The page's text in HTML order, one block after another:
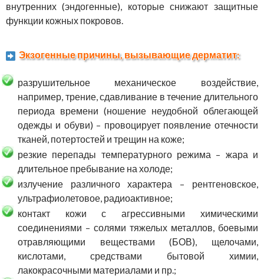
внутренних (эндогенные), которые снижают защитные
функции кожных покровов.
Экзогенные причины, вызывающие дерматит:
разрушительное механическое воздействие,
например, трение, сдавливание в течение длительного
периода времени (ношение неудобной облегающей
одежды и обуви) – провоцирует появление отечности
тканей, потертостей и трещин на коже;
резкие перепады температурного режима – жара и
длительное пребывание на холоде;
излучение различного характера – рентгеновское,
ультрафиолетовое, радиоактивное;
контакт кожи с агрессивными химическими
соединениями – солями тяжелых металлов, боевыми
отравляющими веществами (БОВ), щелочами,
кислотами, средствами бытовой химии,
лакокрасочными материалами и пр.;